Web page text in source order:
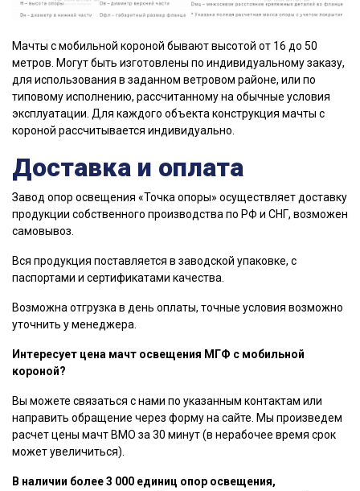
Мачты с мобильной короной бывают высотой от 16 до 50
метров. Могут быть изготовлены по индивидуальному заказу,
для использования в заданном ветровом районе, или по
типовому исполнению, рассчитанному на обычные условия
эксплуатации. Для каждого объекта конструкция мачты с
короной рассчитывается индивидуально.
Доставка и оплата
Завод опор освещения «Точка опоры» осуществляет доставку
продукции собственного производства по РФ и СНГ, возможен
самовывоз.
Вся продукция поставляется в заводской упаковке, с
паспортами и сертификатами качества.
Возможна отгрузка в день оплаты, точные условия возможно
уточнить у менеджера.
Интересует цена мачт освещения МГФ с мобильной
короной?
Вы можете связаться с нами по указанным контактам или
направить обращение через форму на сайте. Мы произведем
расчет цены мачт ВМО за 30 минут (в нерабочее время срок
может увеличиться).
В наличии более 3 000 единиц опор освещения,